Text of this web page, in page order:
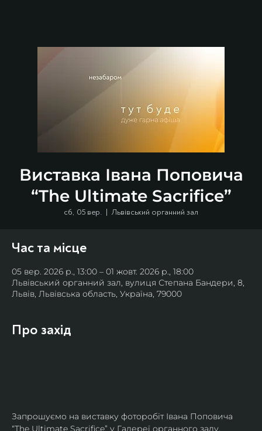
Виставка Івана Поповича
“The Ultimate Sacrifice”
сб, 05 вер.
  |
Львівський органний зал
Час та місце
05 вер. 2026 р., 13:00 – 01 жовт. 2026 р., 18:00
Львівський органний зал, вулиця Степана Бандери, 8,
Львів, Львівська область, Україна, 79000
Про захід
Запрошуємо на виставку фоторобіт Івана Поповича
“The Ultimate Sacrifice” у Галереї органного залу.